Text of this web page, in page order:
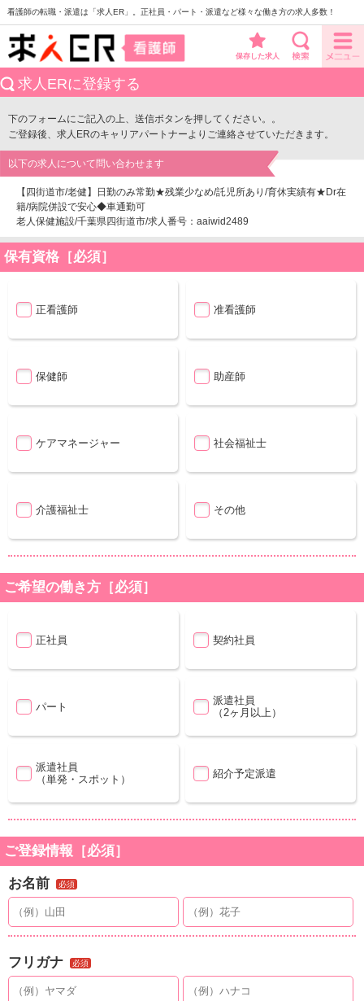
看護師の転職・派遣は「求人ER」。正社員・パート・派遣など様々な働き方の求人多数！
保存した求人
求人ERに登録する
下のフォームにご記入の上、送信ボタンを押してください。。
ご登録後、求人ERのキャリアパートナーよりご連絡させていただきます。
以下の求人について問い合わせます
【四街道市/老健】日勤のみ常勤★残業少なめ/託児所あり/育休実績有★Dr在
籍/病院併設で安心◆車通勤可
老人保健施設/千葉県四街道市/求人番号：aaiwid2489
保有資格［必須］
正看護師 准看護師
保健師 助産師
ケアマネージャー 社会福祉士
介護福祉士 その他
ご希望の働き方［必須］
正社員 契約社員
パート
派遣社員
（2ヶ月以上）
派遣社員
（単発・スポット）
紹介予定派遣
ご登録情報［必須］
お名前 必須
フリガナ 必須